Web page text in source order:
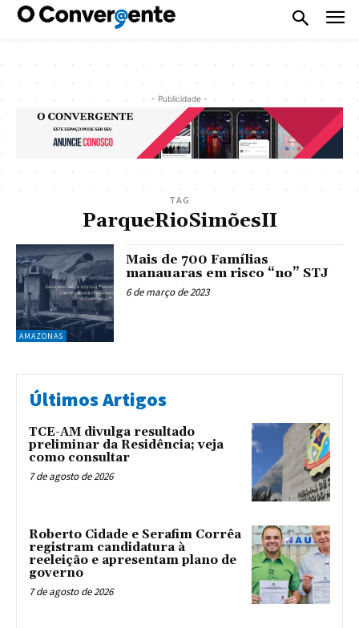
- Publicidade -
TAG
ParqueRioSimõesII
AMAZONAS
Mais de 700 Famílias
manauaras em risco “no” STJ
6 de março de 2023
Últimos Artigos
TCE-AM divulga resultado
preliminar da Residência; veja
como consultar
7 de agosto de 2026
Roberto Cidade e Serafim Corrêa
registram candidatura à
reeleição e apresentam plano de
governo
7 de agosto de 2026